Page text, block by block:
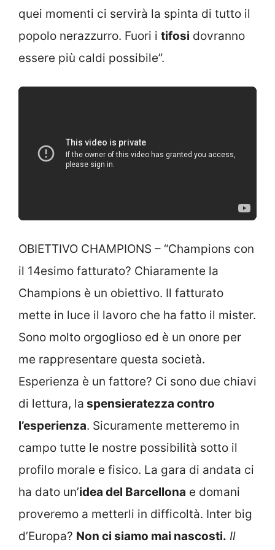
quei momenti ci servirà la spinta di tutto il
popolo nerazzurro. Fuori i tifosi dovranno
essere più caldi possibile”.
OBIETTIVO CHAMPIONS – “Champions con
il 14esimo fatturato? Chiaramente la
Champions è un obiettivo. Il fatturato
mette in luce il lavoro che ha fatto il mister.
Sono molto orgoglioso ed è un onore per
me rappresentare questa società.
Esperienza è un fattore? Ci sono due chiavi
di lettura, la spensieratezza contro
l’esperienza. Sicuramente metteremo in
campo tutte le nostre possibilità sotto il
profilo morale e fisico. La gara di andata ci
ha dato un’idea del Barcellona e domani
proveremo a metterli in difficoltà. Inter big
d’Europa? Non ci siamo mai nascosti. Il